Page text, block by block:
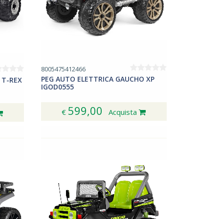
T-REX
8005475412466
PEG AUTO ELETTRICA GAUCHO XP
IGOD0555
€ 599,00 Acquista